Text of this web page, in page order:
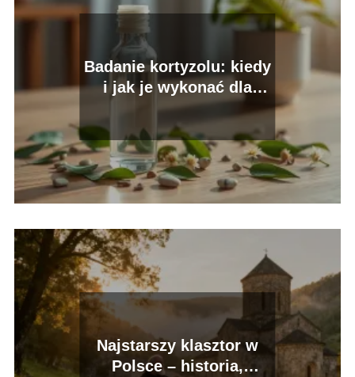
Badanie kortyzolu: kiedy
i jak je wykonać dla
zdrowia?
Najstarszy klasztor w
Polsce – historia,